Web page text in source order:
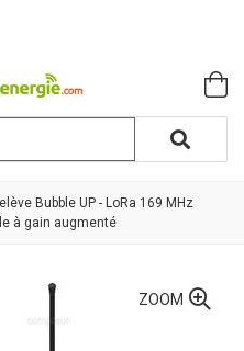
Bubble UP - LoRa 169 MHz
à gain augmenté
ZOOM